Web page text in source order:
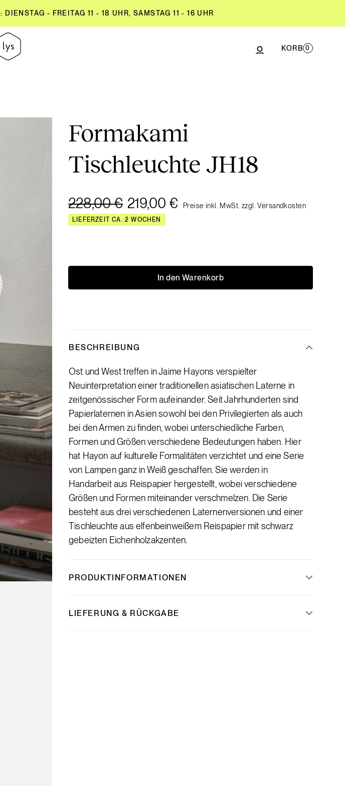
- FREITAG 11 - 18 UHR, SAMSTAG 11 - 16 UHR
KORB 0
Formakami
Tischleuchte JH18
228,00 € 219,00 € Preise inkl. MwSt. zzgl. Versandkosten
LIEFERZEIT CA. 2 WOCHEN
In den Warenkorb
BESCHREIBUNG
Ost und West treffen in Jaime Hayons verspielter
Neuinterpretation einer traditionellen asiatischen Laterne in
zeitgenössischer Form aufeinander. Seit Jahrhunderten sind
Papierlaternen in Asien sowohl bei den Privilegierten als auch
bei den Armen zu finden, wobei unterschiedliche Farben,
Formen und Größen verschiedene Bedeutungen haben. Hier
hat Hayon auf kulturelle Formalitäten verzichtet und eine Serie
von Lampen ganz in Weiß geschaffen. Sie werden in
Handarbeit aus Reispapier hergestellt, wobei verschiedene
Größen und Formen miteinander verschmelzen. Die Serie
besteht aus drei verschiedenen Laternenversionen und einer
Tischleuchte aus elfenbeinweißem Reispapier mit schwarz
gebeizten Eichenholzakzenten.
PRODUKTINFORMATIONEN
LIEFERUNG & RÜCKGABE